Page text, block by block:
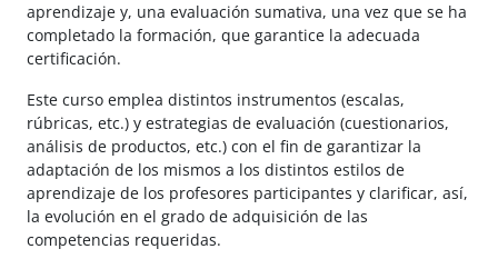
aprendizaje y, una evaluación sumativa, una vez que se ha
completado la formación, que garantice la adecuada
certificación.
Este curso emplea distintos instrumentos (escalas,
rúbricas, etc.) y estrategias de evaluación (cuestionarios,
análisis de productos, etc.) con el fin de garantizar la
adaptación de los mismos a los distintos estilos de
aprendizaje de los profesores participantes y clarificar, así,
la evolución en el grado de adquisición de las
competencias requeridas.